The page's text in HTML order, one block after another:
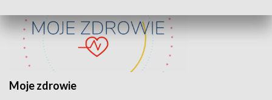
Moje zdrowie